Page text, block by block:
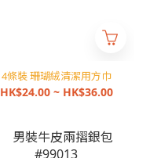
4條裝 珊瑚絨清潔用方巾
HK$24.00 ~ HK$36.00